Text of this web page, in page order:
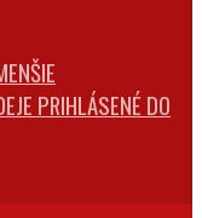
PRIHLÁSENÉ DO